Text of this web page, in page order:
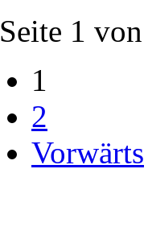
Seite 1
1
2
Vorwärts